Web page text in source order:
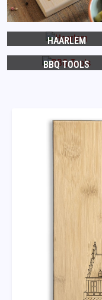
HAARLEM
BBQ TOOLS